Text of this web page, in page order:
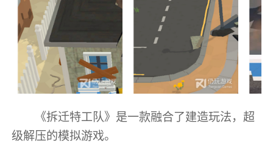
《拆迁特工队》是一款融合了建造玩法，超
级解压的模拟游戏。